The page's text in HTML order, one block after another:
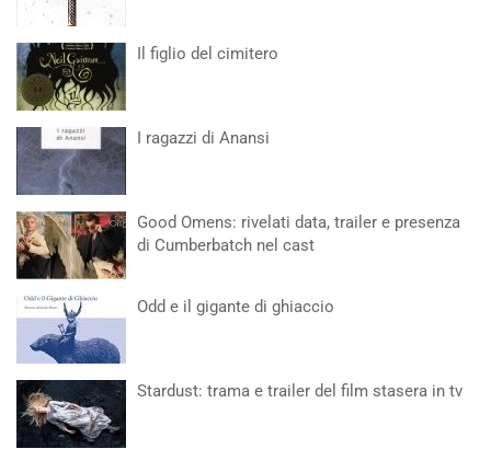
Il figlio del cimitero
I ragazzi di Anansi
Good Omens: rivelati data, trailer e presenza
di Cumberbatch nel cast
Odd e il gigante di ghiaccio
Stardust: trama e trailer del film stasera in tv